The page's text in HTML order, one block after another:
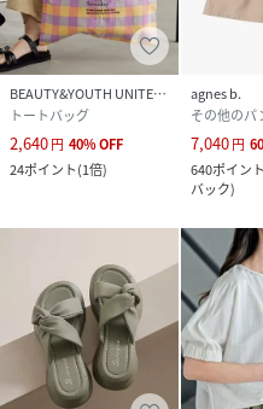
BEAUTY&YOUTH UNITED ARROWS
トートバッグ
2,640円 40%OFF
24ポイント(1倍)
agnes b.
その他のパ
7,040円 60
640ポイント
バック)